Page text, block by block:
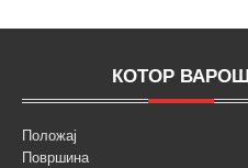
КОТОР ВАРОШ
Положај
Површина